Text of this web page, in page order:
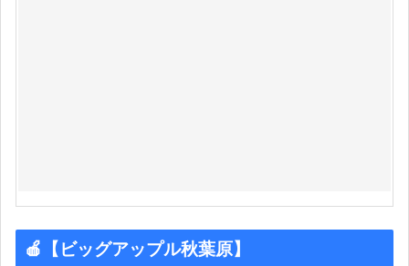
🍎【ビッグアップル秋葉原】